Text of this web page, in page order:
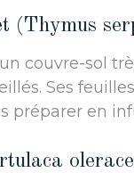
(Thymus
couvre-sol
Ses
préparer en